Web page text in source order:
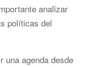
analizar
políticas del
una agenda desde